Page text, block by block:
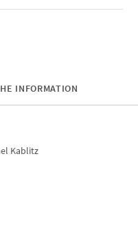
INFORMATION
Kablitz